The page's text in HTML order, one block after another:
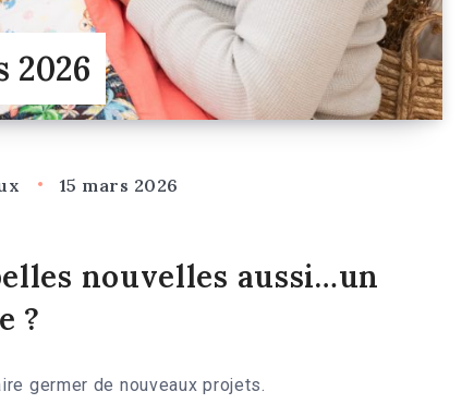
2026
15 mars 2026
nouvelles aussi…un
?
germer de nouveaux projets.